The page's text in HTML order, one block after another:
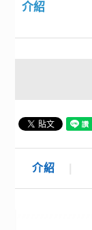
介紹
介紹